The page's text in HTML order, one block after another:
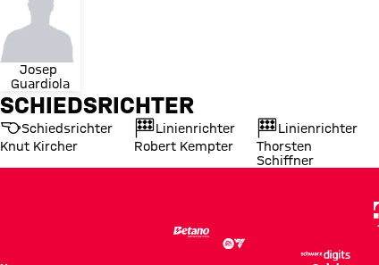
Josep
Guardiola
SCHIEDSRICHTER
Schiedsrichter
Knut Kircher
Linienrichter
Robert Kempter
Linienrichter
Thorsten
Schiffner